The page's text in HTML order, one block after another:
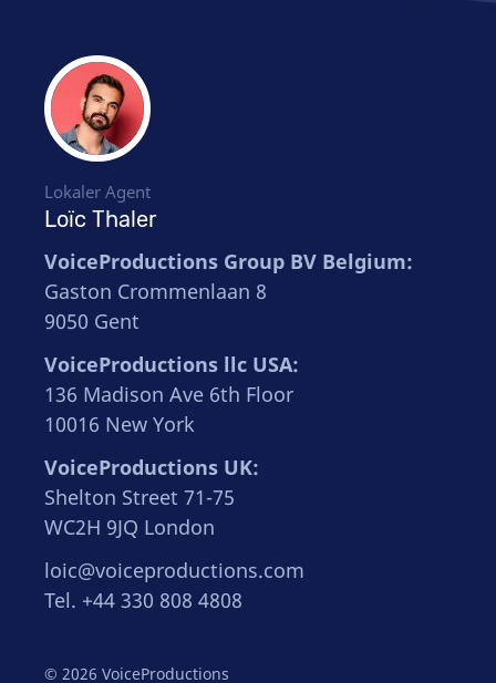
Lokaler Agent
Loïc Thaler
VoiceProductions Group BV Belgium:
Gaston Crommenlaan 8
9050 Gent
VoiceProductions llc USA:
136 Madison Ave 6th Floor
10016 New York
VoiceProductions UK:
Shelton Street 71-75
WC2H 9JQ London
loic@voiceproductions.com
Tel. +44 330 808 4808
© 2026 VoiceProductions